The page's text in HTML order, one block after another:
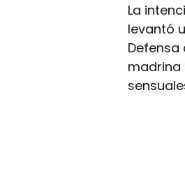
La
levantó
madrina